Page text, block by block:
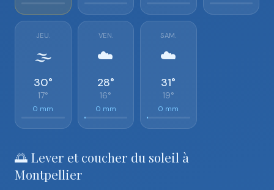
JEU.
🌫️
30°
17°
0 mm
VEN.
☁️
28°
16°
0 mm
SAM.
☁️
31°
19°
0 mm
🌅 Lever et coucher du soleil à
Montpellier